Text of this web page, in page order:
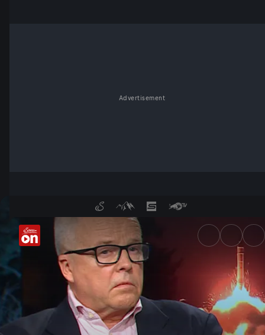
Advertisement
1.000 Tage Ukraine: